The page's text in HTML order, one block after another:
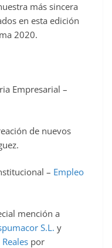
más sincera
en esta edición
2020.
Empresarial –
de nuevos
– Empleo
mención a
S.L. y
por